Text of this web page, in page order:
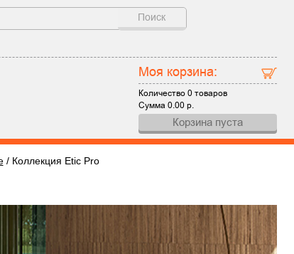
Поиск
Моя корзина:
Количество0 товаров
Сумма0.00 р.
Корзина пуста
/ Коллекция Etic Pro